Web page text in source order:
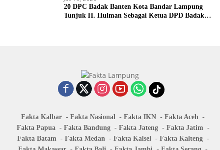
20 DPC Badak Banten Kota Bandar Lampung
Tunjuk H. Hulman Sebagai Ketua DPD Badak
Fakta Kalbar Fakta Nasional Fakta IKN
Fakta Aceh
Fakta Papua
Fakta Bandung Fakta Jateng
Fakta Jatim
Fakta Batam
Fakta Medan Fakta Kalsel
Fakta Kalteng